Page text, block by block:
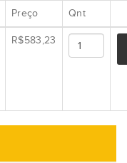
Preço Qnt
R$583,23